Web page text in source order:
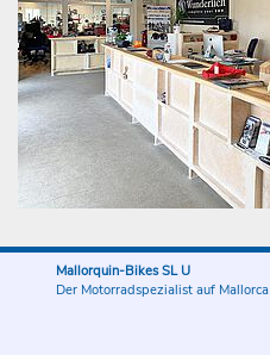
Mallorquin-Bikes SL U
Der Motorradspezialist auf Mallorca